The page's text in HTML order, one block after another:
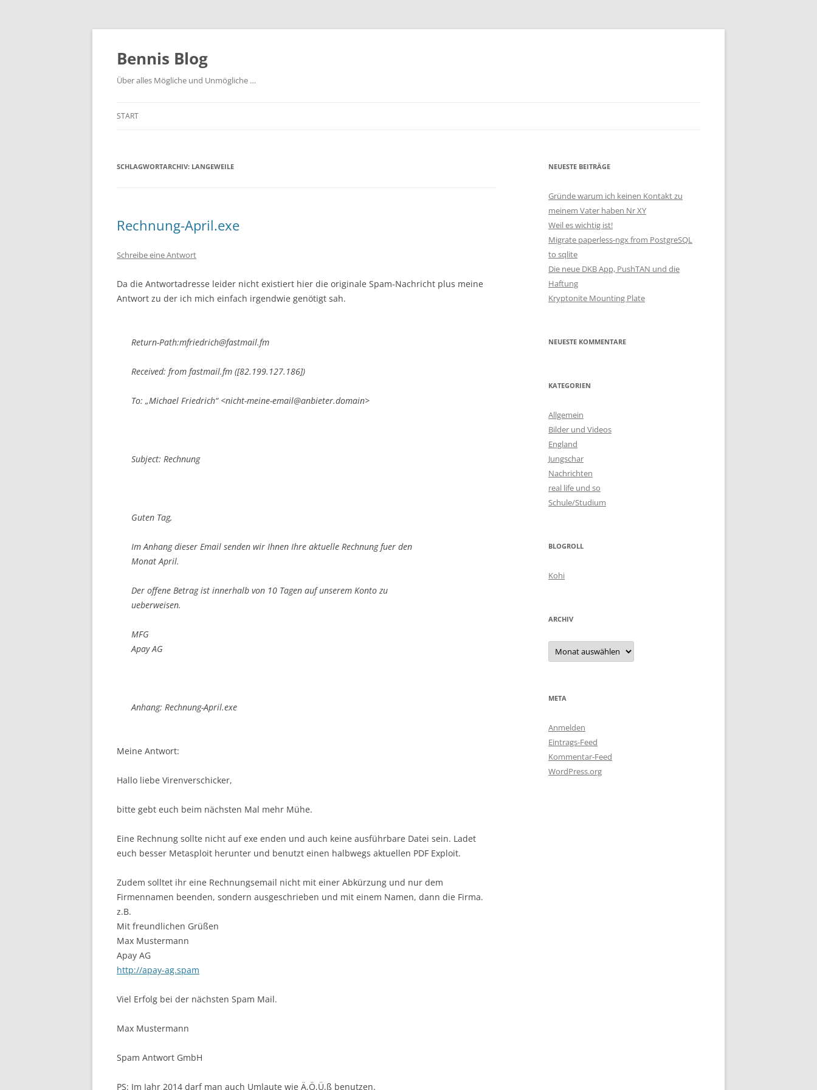
Zum
Bennis Blog
Über alles Mögliche und Unmögliche …
START
SCHLAGWORTARCHIV: LANGEWEILE
Rechnung-April.exe
Schreibe eine Antwort
Da die Antwortadresse leider nicht existiert hier die originale Spam-Nachricht plus meine
Antwort zu der ich mich einfach irgendwie genötigt sah.
Return-Path:mfriedrich@fastmail.fm
Received: from fastmail.fm ([82.199.127.186])
To: „Michael Friedrich“ <nicht-meine-email@anbieter.domain>
Subject: Rechnung
Guten Tag,
Im Anhang dieser Email senden wir Ihnen Ihre aktuelle Rechnung fuer den
Monat April.
Der offene Betrag ist innerhalb von 10 Tagen auf unserem Konto zu
ueberweisen.
MFG
Apay AG
Anhang: Rechnung-April.exe
Meine Antwort:
Hallo liebe Virenverschicker,
bitte gebt euch beim nächsten Mal mehr Mühe.
Eine Rechnung sollte nicht auf exe enden und auch keine ausführbare Datei sein. Ladet
euch besser Metasploit herunter und benutzt einen halbwegs aktuellen PDF Exploit.
Zudem solltet ihr eine Rechnungsemail nicht mit einer Abkürzung und nur dem
Firmennamen beenden, sondern ausgeschrieben und mit einem Namen, dann die Firma.
z.B.
Mit freundlichen Grüßen
Max Mustermann
Apay AG
http://apay-ag.spam
Viel Erfolg bei der nächsten Spam Mail.
Max Mustermann
Spam Antwort GmbH
PS: Im Jahr 2014 darf man auch Umlaute wie Ä,Ö,Ü,ß benutzen.
NEUESTE BEITRÄGE
Gründe warum ich keinen Kontakt zu
meinem Vater haben Nr XY
Weil es wichtig ist!
Migrate paperless-ngx from PostgreSQL
to sqlite
Die neue DKB App, PushTAN und die
Haftung
Kryptonite Mounting Plate
NEUESTE KOMMENTARE
KATEGORIEN
Allgemein
Bilder und Videos
England
Jungschar
Nachrichten
real life und so
Schule/Studium
BLOGROLL
Kohi
ARCHIV
Archiv
META
Anmelden
Eintrags-Feed
Kommentar-Feed
WordPress.org